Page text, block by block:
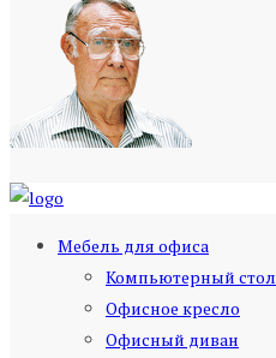
Мебель для офиса
Компьютерный стол
Офисное кресло
Офисный диван